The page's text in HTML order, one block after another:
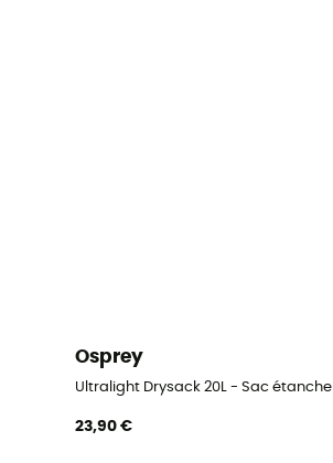
Osprey
Ultralight Drysack 20L - Sac étanche
23,90 €